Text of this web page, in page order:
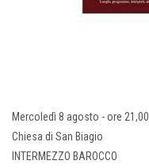
Mercoledì 8 agosto - ore 21,00
Chiesa di San Biagio
INTERMEZZO BAROCCO